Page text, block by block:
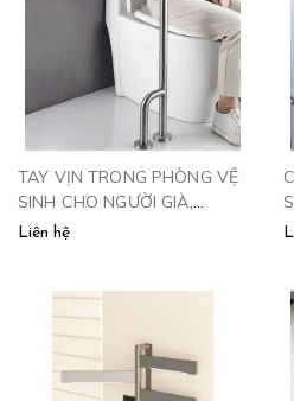
TAY VỊN TRONG PHÒNG VỆ
SINH CHO NGƯỜI GIÀ,
NGƯỜI BỆNH - TV880
Liên hệ